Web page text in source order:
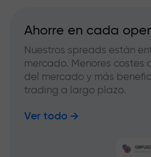
Ahorre en cada
Nuestros spreads están
mercado. Menores costes
del mercado y más
trading a largo plazo.
Ver todo